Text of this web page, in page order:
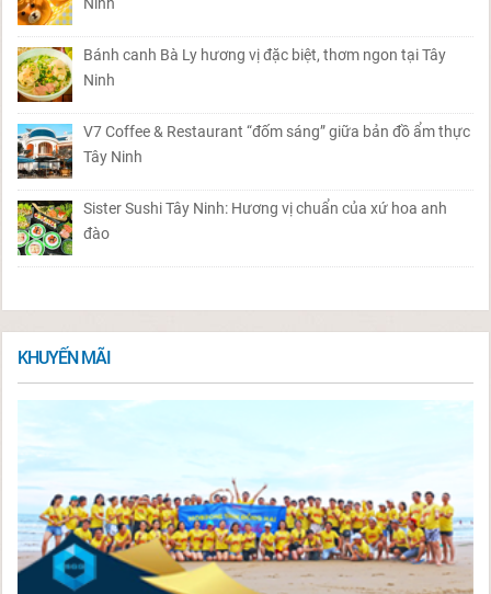
Bánh canh Bà Ly hương vị đặc biệt, thơm ngon tại Tây
Ninh
V7 Coffee & Restaurant “đốm sáng” giữa bản đồ ẩm thực
Tây Ninh
Sister Sushi Tây Ninh: Hương vị chuẩn của xứ hoa anh
đào
KHUYẾN MÃI